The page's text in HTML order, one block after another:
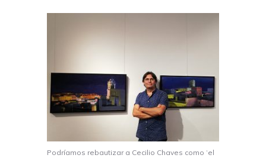
Podríamos rebautizar a Cecilio Chaves como ‘el